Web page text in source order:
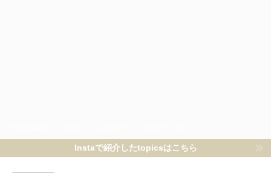
Instaで紹介したtopicsはこちら